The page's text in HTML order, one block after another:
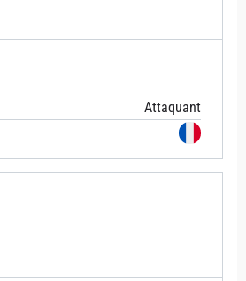
Attaquant